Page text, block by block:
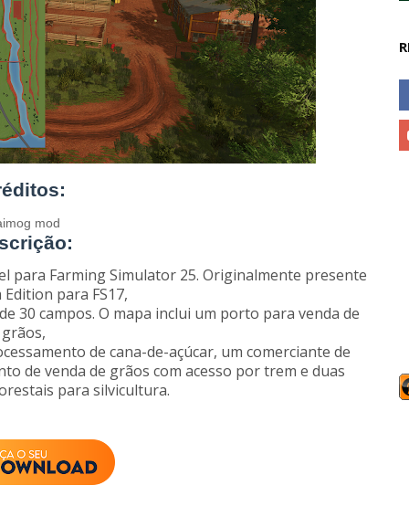
mod
para Farming Simulator 25. Originalmente presente
para FS17,
30 campos. O mapa inclui um porto para venda de
grãos,
de cana-de-açúcar, um comerciante de
de venda de grãos com acesso por trem e duas
para silvicultura.